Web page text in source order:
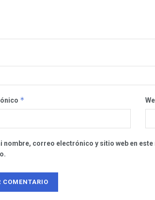
*
nombre, correo electrónico y sitio web en